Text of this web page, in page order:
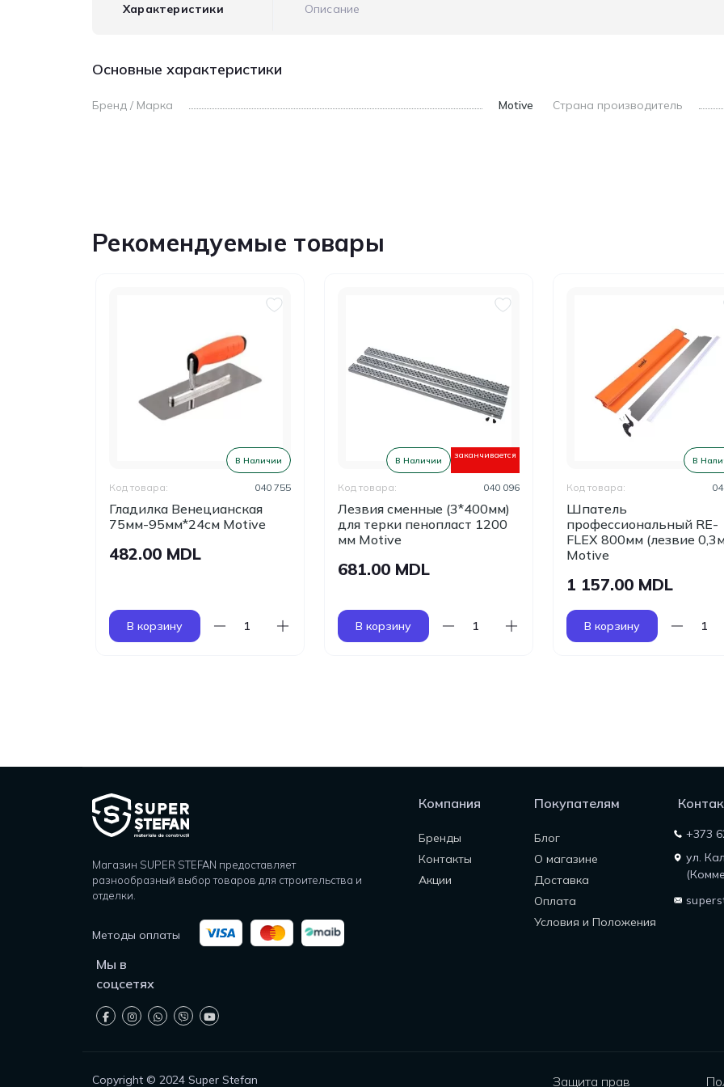
Характеристики Описание
Основные характеристики
Бренд / Марка Motive Страна производитель
Рекомендуемые товары
В Наличии
Гладилка Венецианская
75мм-95мм*24см Motive
Код товара: 040 755
482.00 MDL
В корзину
В Наличии
заканчивается
Лезвия сменные (3*400мм)
для терки пенопласт 1200
мм Motive
Код товара: 040 096
681.00 MDL
В корзину
В
Шпатель
профессиональный RE-
FLEX 800мм (лезвие
Motive
Код товара:
1 157.00 MDL
В корзину
Магазин SUPER STEFAN предоставляет
разнообразный выбор товаров для строительства и
отделки.
Методы оплаты
Компания
Бренды
Контакты
Акции
Покупателям
Блог
О магазине
Доставка
Оплата
Условия и Положения
+373
ул.
Мы в
соцсетях
Copyright © 2024 Super Stefan Защита прав